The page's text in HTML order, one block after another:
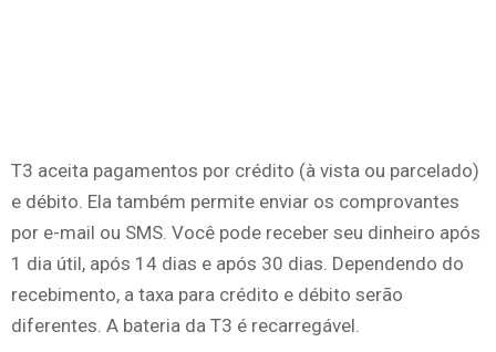
T3 aceita pagamentos por crédito (à vista ou parcelado)
e débito. Ela também permite enviar os comprovantes
por e-mail ou SMS. Você pode receber seu dinheiro após
1 dia útil, após 14 dias e após 30 dias. Dependendo do
recebimento, a taxa para crédito e débito serão
diferentes. A bateria da T3 é recarregável.